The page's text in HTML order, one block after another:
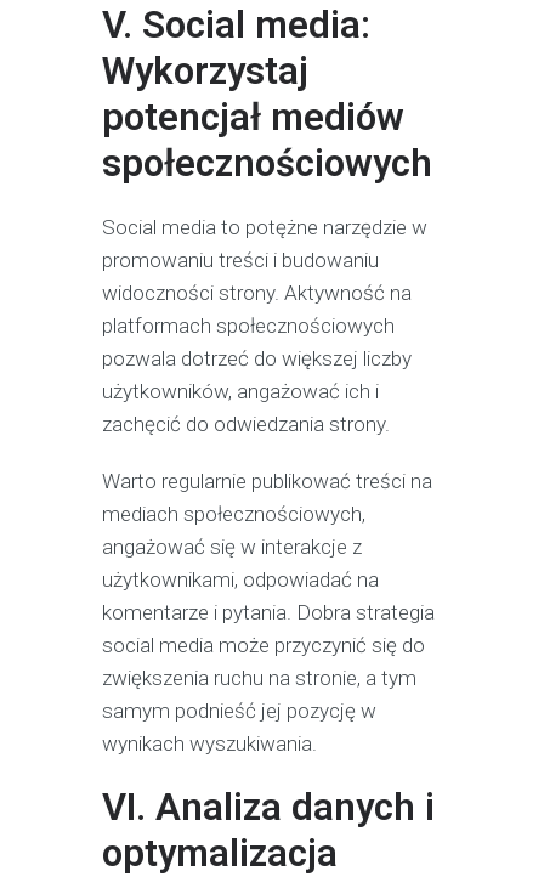
V. Social media:
Wykorzystaj
potencjał mediów
społecznościowych
Social media to potężne narzędzie w
promowaniu treści i budowaniu
widoczności strony. Aktywność na
platformach społecznościowych
pozwala dotrzeć do większej liczby
użytkowników, angażować ich i
zachęcić do odwiedzania strony.
Warto regularnie publikować treści na
mediach społecznościowych,
angażować się w interakcje z
użytkownikami, odpowiadać na
komentarze i pytania. Dobra strategia
social media może przyczynić się do
zwiększenia ruchu na stronie, a tym
samym podnieść jej pozycję w
wynikach wyszukiwania.
VI. Analiza danych i
optymalizacja